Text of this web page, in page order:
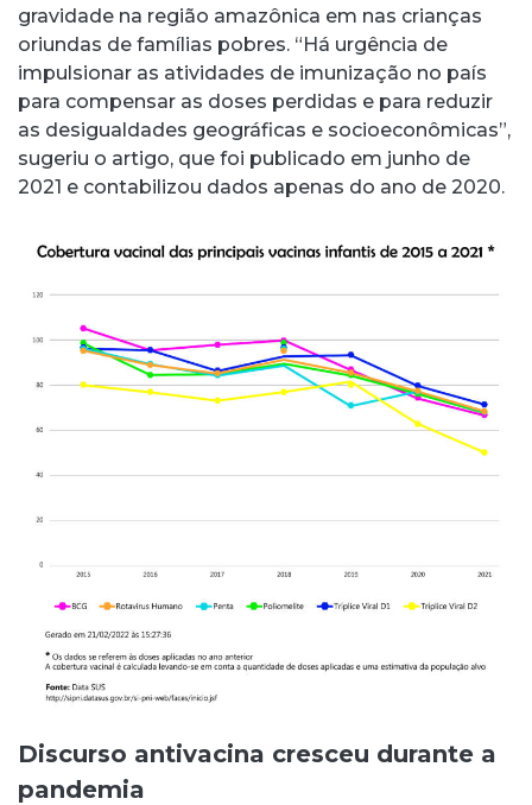
gravidade na região amazônica em nas crianças
oriundas de famílias pobres. “Há urgência de
impulsionar as atividades de imunização no país
para compensar as doses perdidas e para reduzir
as desigualdades geográficas e socioeconômicas”,
sugeriu o artigo, que foi publicado em junho de
2021 e contabilizou dados apenas do ano de 2020.
Discurso antivacina cresceu durante a
pandemia